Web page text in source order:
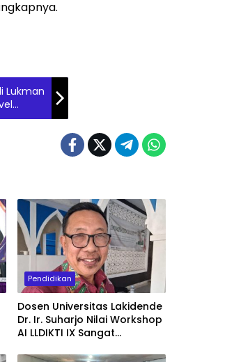
Lukman
Pendidikan
Dosen Universitas Lakidende
Dr. Ir. Suharjo Nilai Workshop
AI LLDIKTI IX Sangat
Publikasi Internasional